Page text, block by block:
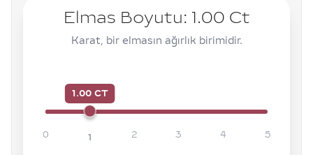
Elmas Boyutu: 1.00 Ct
Karat, bir elmasın ağırlık birimidir.
1.00 CT
0 1 2 3 4 5